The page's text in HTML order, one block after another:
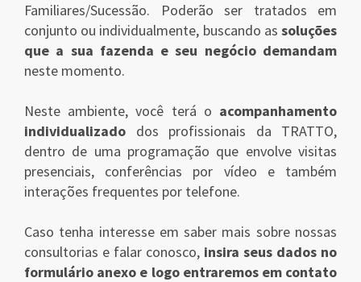
Familiares/Sucessão. Poderão ser tratados em
conjunto ou individualmente, buscando as soluções
que a sua fazenda e seu negócio demandam
neste momento.
Neste ambiente, você terá o acompanhamento
individualizado dos profissionais da TRATTO,
dentro de uma programação que envolve visitas
presenciais, conferências por vídeo e também
interações frequentes por telefone.
Caso tenha interesse em saber mais sobre nossas
consultorias e falar conosco, insira seus dados no
formulário anexo e logo entraremos em contato